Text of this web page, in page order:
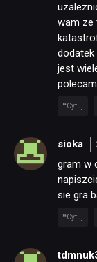
wam ze
dodatek
jest
Cytuj
sioka
gram w
sie gra
Cytuj